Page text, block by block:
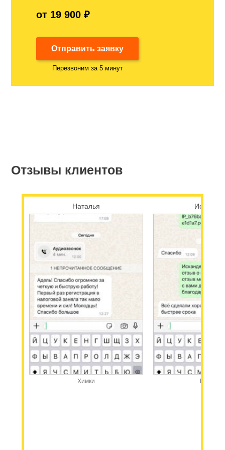
от 19 900 ₽
Отправить заявку
Перезвоним за 5 минут
Отзывы клиентов
Наталья
Химки